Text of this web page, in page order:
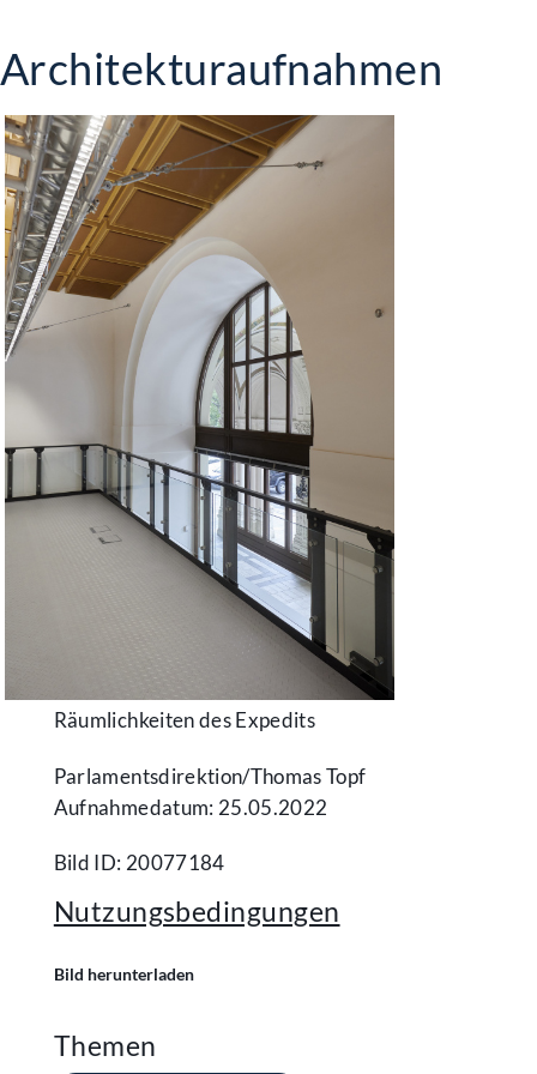
Architekturaufnahmen
Räumlichkeiten des Expedits
Parlamentsdirektion/​Thomas Topf
Aufnahmedatum: 25.05.2022
Bild ID: 20077184
Nutzungsbedingungen
Bild herunterladen
Themen